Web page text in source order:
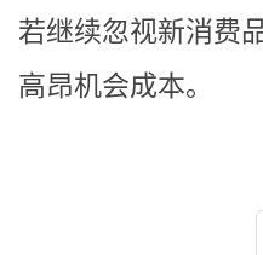
若继续忽视新消费
高昂机会成本。